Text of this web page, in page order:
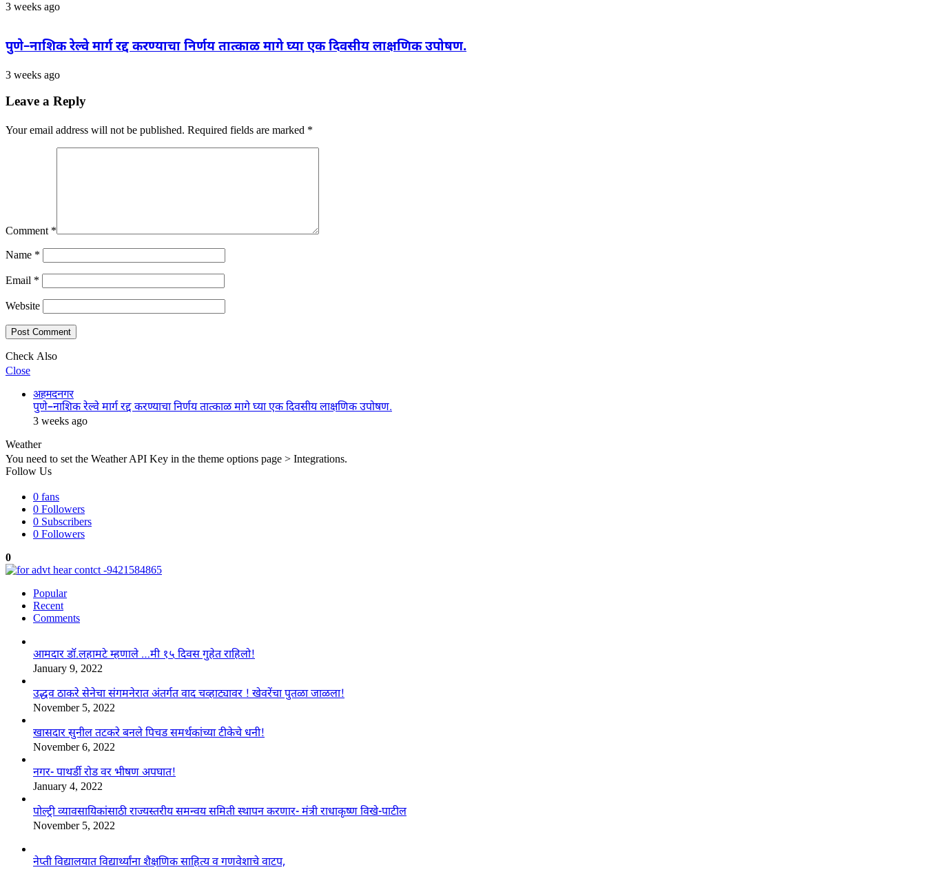
3 weeks ago
पुणे–नाशिक रेल्वे मार्ग रद्द करण्याचा निर्णय तात्काळ मागे घ्या एक दिवसीय लाक्षणिक उपोषण.
3 weeks ago
Leave a Reply
Your email address will not be published. Required fields are marked *
Comment *
Name *
Email *
Website
Check Also
Close
अहमदनगर
पुणे–नाशिक रेल्वे मार्ग रद्द करण्याचा निर्णय तात्काळ मागे घ्या एक दिवसीय लाक्षणिक उपोषण.
3 weeks ago
Weather
You need to set the Weather API Key in the theme options page > Integrations.
Follow Us
0 fans
0 Followers
0 Subscribers
0 Followers
0
Popular
Recent
Comments
आमदार डॉ.लहामटे म्हणाले …मी १५ दिवस गुहेत राहिलो!
January 9, 2022
उद्धव ठाकरे सेनेचा संगमनेरात अंतर्गत वाद चव्हाट्यावर ! खेवरेंचा पुतळा जाळला!
November 5, 2022
खासदार सुनील तटकरे बनले पिचड समर्थकांच्या टीकेचे धनी!
November 6, 2022
नगर- पाथर्डी रोड वर भीषण अपघात!
January 4, 2022
पोल्ट्री व्यावसायिकांसाठी राज्यस्तरीय समन्वय समिती स्थापन करणार- मंत्री राधाकृष्ण विखे-पाटील
November 5, 2022
नेप्ती विद्यालयात विद्यार्थ्यांना शैक्षणिक साहित्य व गणवेशाचे वाटप,